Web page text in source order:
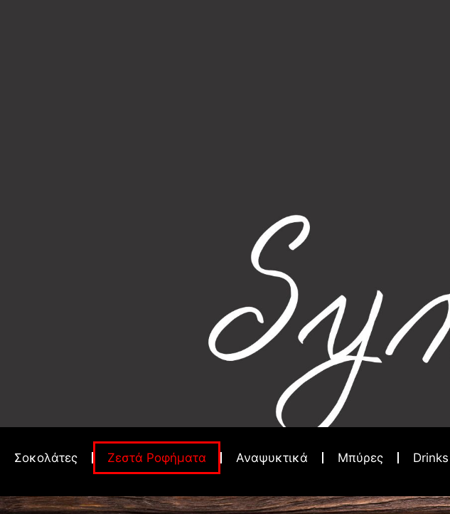
Σοκολάτες Zεστά Ροφήματα Αναψυκτικά Μπύρες Drinks